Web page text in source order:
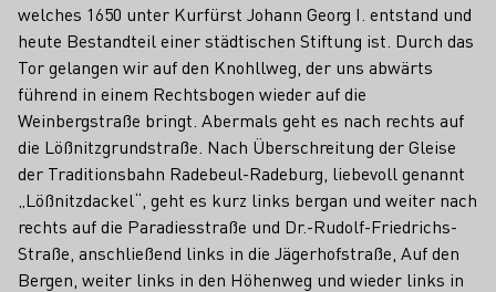
welches 1650 unter Kurfürst Johann Georg I. entstand und
heute Bestandteil einer städtischen Stiftung ist. Durch das
Tor gelangen wir auf den Knohllweg, der uns abwärts
führend in einem Rechtsbogen wieder auf die
Weinbergstraße bringt. Abermals geht es nach rechts auf
die Lößnitzgrundstraße. Nach Überschreitung der Gleise
der Traditionsbahn Radebeul-Radeburg, liebevoll genannt
„Lößnitzdackel“, geht es kurz links bergan und weiter nach
rechts auf die Paradiesstraße und Dr.-Rudolf-Friedrichs-
Straße, anschließend links in die Jägerhofstraße, Auf den
Bergen, weiter links in den Höhenweg und wieder links in